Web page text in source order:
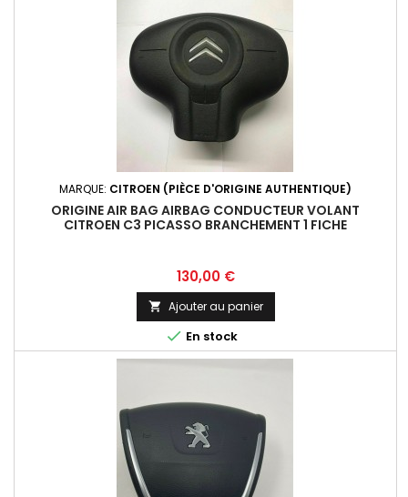
MARQUE: CITROEN (PIÈCE D'ORIGINE AUTHENTIQUE)
ORIGINE AIR BAG AIRBAG CONDUCTEUR VOLANT
CITROEN C3 PICASSO BRANCHEMENT 1 FICHE
Prix
130,00 €
 Ajouter au panier
 En stock